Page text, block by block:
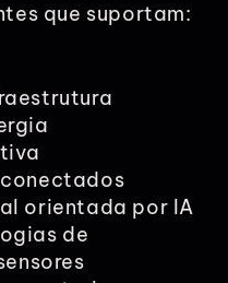
que suportam:
orientada por IA
de